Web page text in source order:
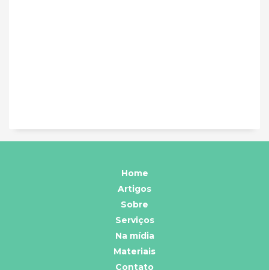
Home
Artigos
Sobre
Serviços
Na mídia
Materiais
Contato